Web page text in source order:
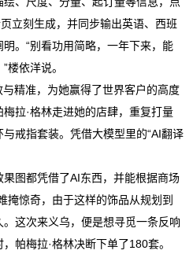
立刻生成，并同步输出英语、西班
。“别看功用简略，一年下来，能
楼依洋说。
精准，为她赢得了世界客户的高度
拉·格林走进她的店肆，重复打量
戒指套装。凭借大模型里的“AI翻译
图都凭借了AI东西，并能根据商场
掩惊奇，由于这样的饰品从规划到
这次来义乌，便是想寻觅一条反响
帕梅拉·格林决断下单了180套。